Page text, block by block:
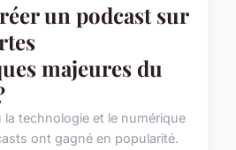
un podcast sur
majeures du
technologie et le numérique
ont gagné en popularité.